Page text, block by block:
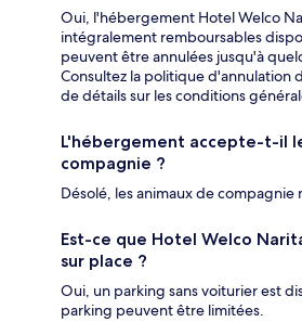
Oui, l'hébergement Hotel Welco
intégralement remboursables
peuvent être annulées jusqu'à
Consultez la politique d'annulation
de détails sur les conditions
L'hébergement accepte-t-il
compagnie ?
Désolé, les animaux de compagnie
Est-ce que Hotel Welco
sur place ?
Oui, un parking sans voiturier est
parking peuvent être limitées.